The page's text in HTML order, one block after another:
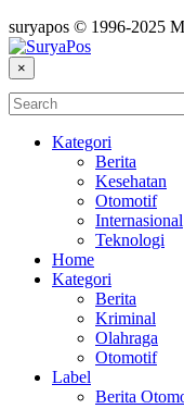
suryapos © 1996-2025
×
Kategori
Berita
Kesehatan
Otomotif
Internasional
Teknologi
Home
Kategori
Berita
Kriminal
Olahraga
Otomotif
Label
Berita